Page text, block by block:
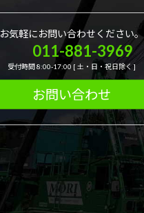
お気軽にお問い合わせください。
011-881-3969
受付時間 8:00-17:00 [ 土・日・祝日除く ]
お問い合わせ